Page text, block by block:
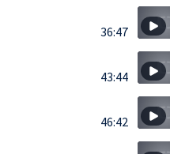
36:47
43:44
46:42